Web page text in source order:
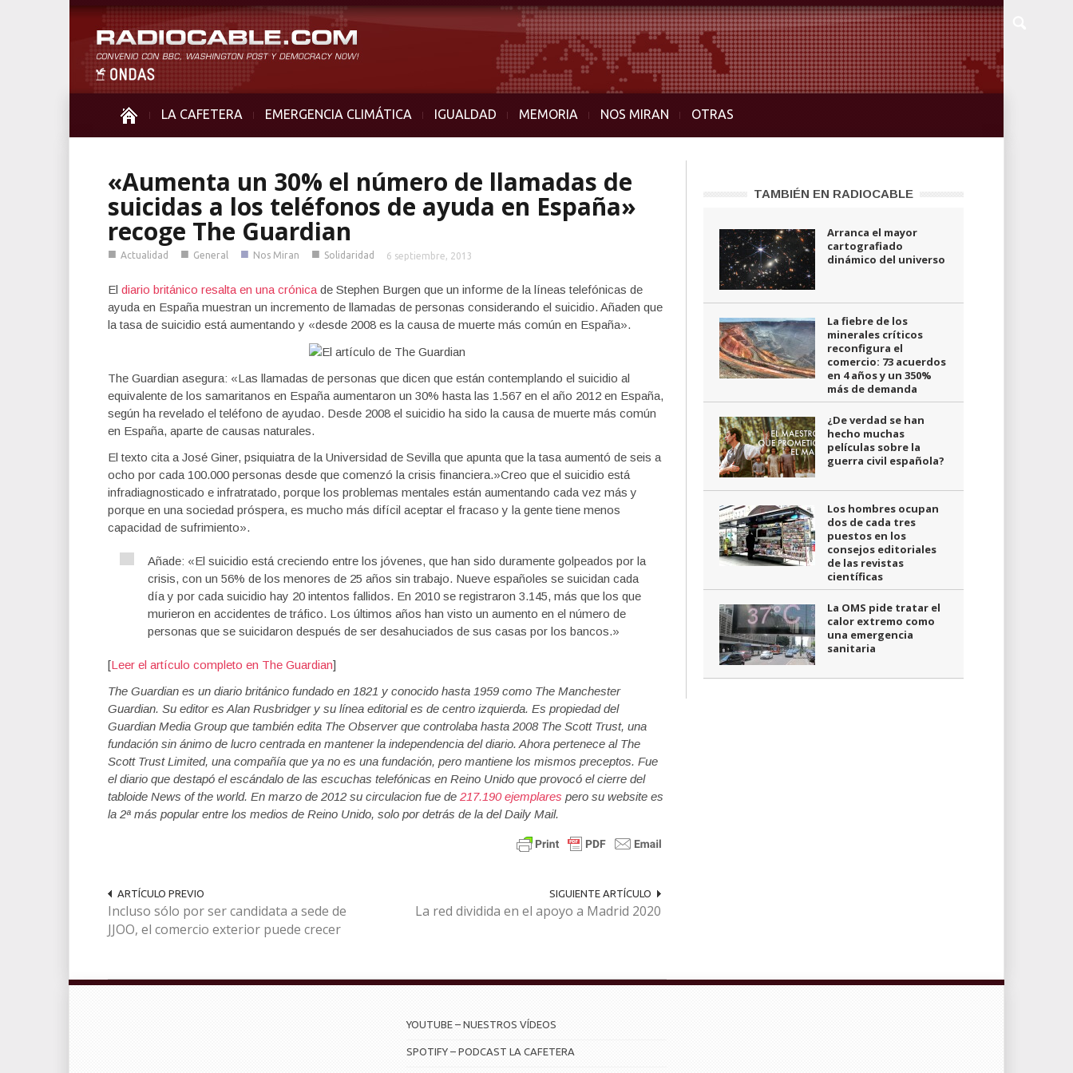
LA CAFETERA EMERGENCIA CLIMÁTICA IGUALDAD MEMORIA NOS MIRAN OTRAS
«Aumenta un 30% el número de llamadas de
suicidas a los teléfonos de ayuda en España»
recoge The Guardian
■ Actualidad ■ General ■ Nos Miran ■ Solidaridad 6 septiembre, 2013
El diario británico resalta en una crónica de Stephen Burgen que un informe de la líneas telefónicas de
ayuda en España muestran un incremento de llamadas de personas considerando el suicidio. Añaden que
la tasa de suicidio está aumentando y «desde 2008 es la causa de muerte más común en España».
The Guardian asegura: «Las llamadas de personas que dicen que están contemplando el suicidio al
equivalente de los samaritanos en España aumentaron un 30% hasta las 1.567 en el año 2012 en España,
según ha revelado el teléfono de ayudao. Desde 2008 el suicidio ha sido la causa de muerte más común
en España, aparte de causas naturales.
El texto cita a José Giner, psiquiatra de la Universidad de Sevilla que apunta que la tasa aumentó de seis a
ocho por cada 100.000 personas desde que comenzó la crisis financiera.»Creo que el suicidio está
infradiagnosticado e infratratado, porque los problemas mentales están aumentando cada vez más y
porque en una sociedad próspera, es mucho más difícil aceptar el fracaso y la gente tiene menos
capacidad de sufrimiento».
Añade: «El suicidio está creciendo entre los jóvenes, que han sido duramente golpeados por la
crisis, con un 56% de los menores de 25 años sin trabajo. Nueve españoles se suicidan cada
día y por cada suicidio hay 20 intentos fallidos. En 2010 se registraron 3.145, más que los que
murieron en accidentes de tráfico. Los últimos años han visto un aumento en el número de
personas que se suicidaron después de ser desahuciados de sus casas por los bancos.»
[Leer el artículo completo en The Guardian]
The Guardian es un diario británico fundado en 1821 y conocido hasta 1959 como The Manchester
Guardian. Su editor es Alan Rusbridger y su línea editorial es de centro izquierda. Es propiedad del
Guardian Media Group que también edita The Observer que controlaba hasta 2008 The Scott Trust, una
fundación sin ánimo de lucro centrada en mantener la independencia del diario. Ahora pertenece al The
Scott Trust Limited, una compañía que ya no es una fundación, pero mantiene los mismos preceptos. Fue
el diario que destapó el escándalo de las escuchas telefónicas en Reino Unido que provocó el cierre del
tabloide News of the world. En marzo de 2012 su circulacion fue de 217.190 ejemplares pero su website es
la 2ª más popular entre los medios de Reino Unido, solo por detrás de la del Daily Mail.
ARTÍCULO PREVIO
Incluso sólo por ser candidata a sede de
JJOO, el comercio exterior puede crecer
SIGUIENTE ARTÍCULO
La red dividida en el apoyo a Madrid 2020
TAMBIÉN EN RADIOCABLE
Arranca el mayor
cartografiado
dinámico del universo
La fiebre de los
minerales críticos
reconfigura el
comercio: 73 acuerdos
en 4 años y un 350%
más de demanda
¿De verdad se han
hecho muchas
películas sobre la
guerra civil española?
Los hombres ocupan
dos de cada tres
puestos en los
consejos editoriales
de las revistas
científicas
La OMS pide tratar el
calor extremo como
una emergencia
sanitaria
YOUTUBE – NUESTROS VÍDEOS
SPOTIFY – PODCAST LA CAFETERA